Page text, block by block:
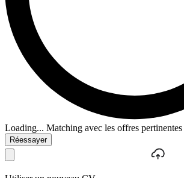
Loading... Matching avec les offres
Réessayer